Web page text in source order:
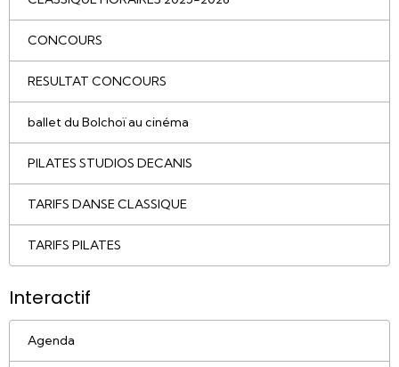
CONCOURS
RESULTAT CONCOURS
ballet du Bolchoï au cinéma
PILATES STUDIOS DECANIS
TARIFS DANSE CLASSIQUE
TARIFS PILATES
Interactif
Agenda